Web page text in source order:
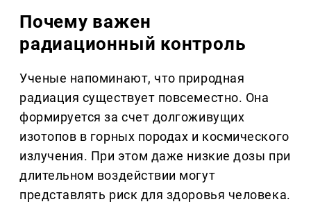
Почему важен
радиационный контроль
Ученые напоминают, что природная
радиация существует повсеместно. Она
формируется за счет долгоживущих
изотопов в горных породах и космического
излучения. При этом даже низкие дозы при
длительном воздействии могут
представлять риск для здоровья человека.